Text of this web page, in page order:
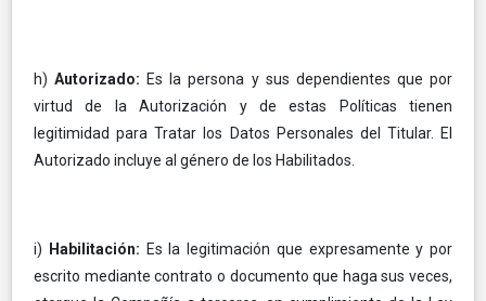
h)Autorizado: Es la persona y sus dependientes que por
virtud de la Autorización y de estas Políticas tienen
legitimidad para Tratar los Datos Personales del Titular. El
Autorizado incluye al género de los Habilitados.
i) Habilitación: Es la legitimación que expresamente y por
escrito mediante contrato o documento que haga sus veces,